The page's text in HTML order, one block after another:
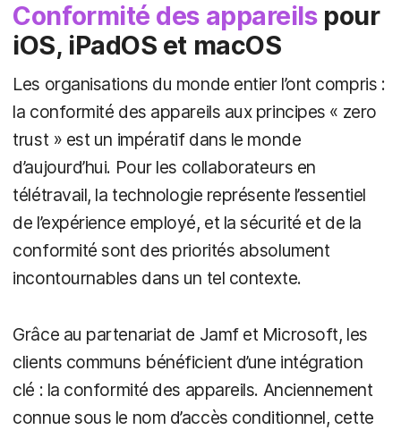
Conformité des appareilspour
iOS, iPadOS et macOS
Les organisations du monde entier l’ont compris :
la conformité des appareils aux principes « zero
trust » est un impératif dans le monde
d’aujourd’hui. Pour les collaborateurs en
télétravail, la technologie représente l’essentiel
de l’expérience employé, et la sécurité et de la
conformité sont des priorités absolument
incontournables dans un tel contexte.
Grâce au partenariat de Jamf et Microsoft, les
clients communs bénéficient d’une intégration
clé : la conformité des appareils. Anciennement
connue sous le nom d’accès conditionnel, cette